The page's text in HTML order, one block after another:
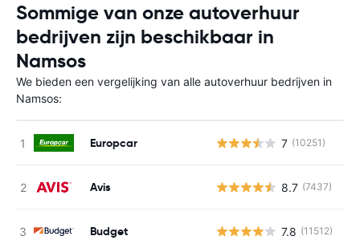
Sommige van onze autoverhuur
bedrijven zijn beschikbaar in
Namsos
We bieden een vergelijking van alle autoverhuur bedrijven in
Namsos:
Europcar 7 (10251)
Avis 8.7 (7437)
Budget 7.8 (11512)